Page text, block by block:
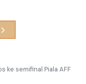
ke semifinal Piala AFF